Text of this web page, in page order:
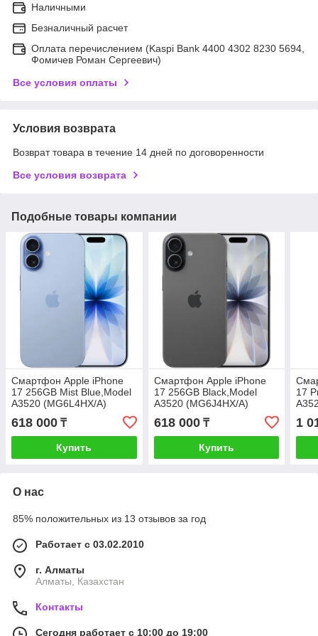
Наличными
Безналичный расчет
Оплата перечислением (Kaspi Bank 4400 4302 8230 5694,
Фомичев Роман Сергеевич)
Все условия оплаты
Условия возврата
Возврат товара в течение 14 дней по договоренности
Все условия возврата
Подобные товары компании
Смартфон Apple iPhone
17 256GB Mist Blue,Model
A3520 (MG6L4HX/A)
618 000 ₸
Купить
Смартфон Apple iPhone
17 256GB Black,Model
A3520 (MG6J4HX/A)
618 000₸
Купить
17
1
О нас
85% положительных из 13 отзывов за год
Работает с 03.02.2010
г. Алматы
Алматы, Казахстан
Контакты
Сегодня работает с 10:00 до 19:00